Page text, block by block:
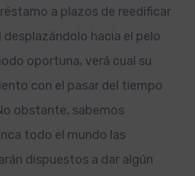
a plazos de reedificar
hacia el pelo
oportuna, verá cual su
con el pasar del tiempo
obstante, sabemos
todo el mundo las
dispuestos a dar algún